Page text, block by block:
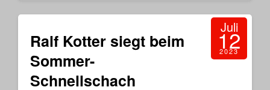
Ralf Kotter siegt beim
Sommer-
Schnellschach
Juli
12
2023